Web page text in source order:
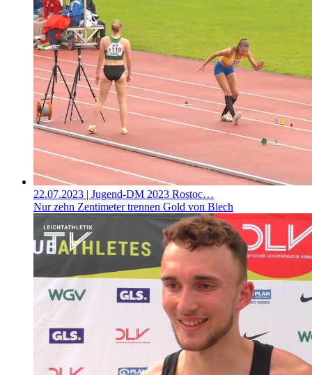
22.07.2023 | Jugend-DM 2023 Rostoc…
Nur zehn Zentimeter trennen Gold von Blech